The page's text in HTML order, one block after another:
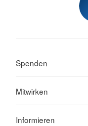
Spenden
Mitwirken
Informieren